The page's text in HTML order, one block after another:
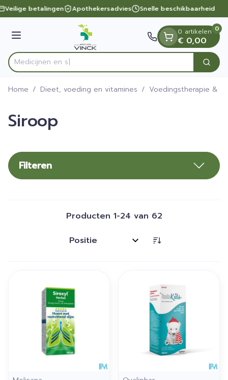
Ga naar de inhoud
1 van 1
Veilige betalingen Apothekersadvies Snelle beschikbaarheid
Menu
Product, merk, categorie... Zoek
0 artikelen
€ 0,00
0
Home / Dieet, voeding en vitamines / Voedingstherapie &
Siroop
Filteren
Producten 1-24 van 62
Sorteer op: